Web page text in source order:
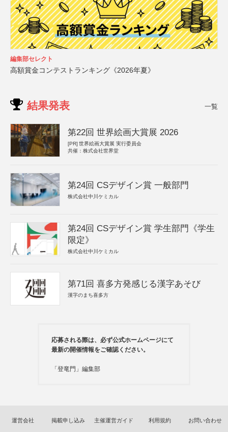
編集部セレクト
高額賞金コンテストランキング《2026年夏》
結果発表 一覧
第22回 世界絵画大賞展 2026
[PR] 世界絵画大賞展 実行委員会
共催：株式会社世界堂
第24回 CSデザイン賞 一般部門
株式会社中川ケミカル
第24回 CSデザイン賞 学生部門《学生
限定》
株式会社中川ケミカル
第71回 喜多方発感じる漢字あそび
漢字のまち喜多方
応募される際は、必ず公式ホームページにて
最新の開催情報をご確認ください。
「登竜門」編集部
運営会社 掲載申し込み 主催運営ガイド 利用規約 お問い合わせ